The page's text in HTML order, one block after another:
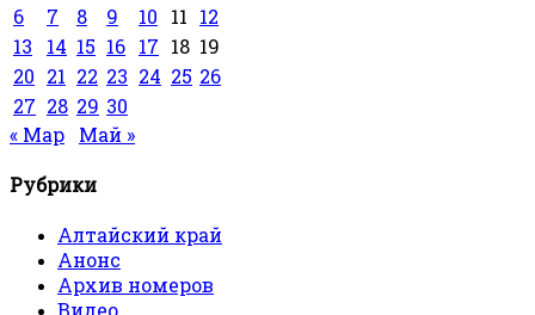
6
7 8 9 10 11
12
13
14 15 16 17 18 19
20 21 22 23 24 25 26
27 28 29 30
« Мар
Май »
Рубрики
Алтайский край
Анонс
Архив номеров
Видео